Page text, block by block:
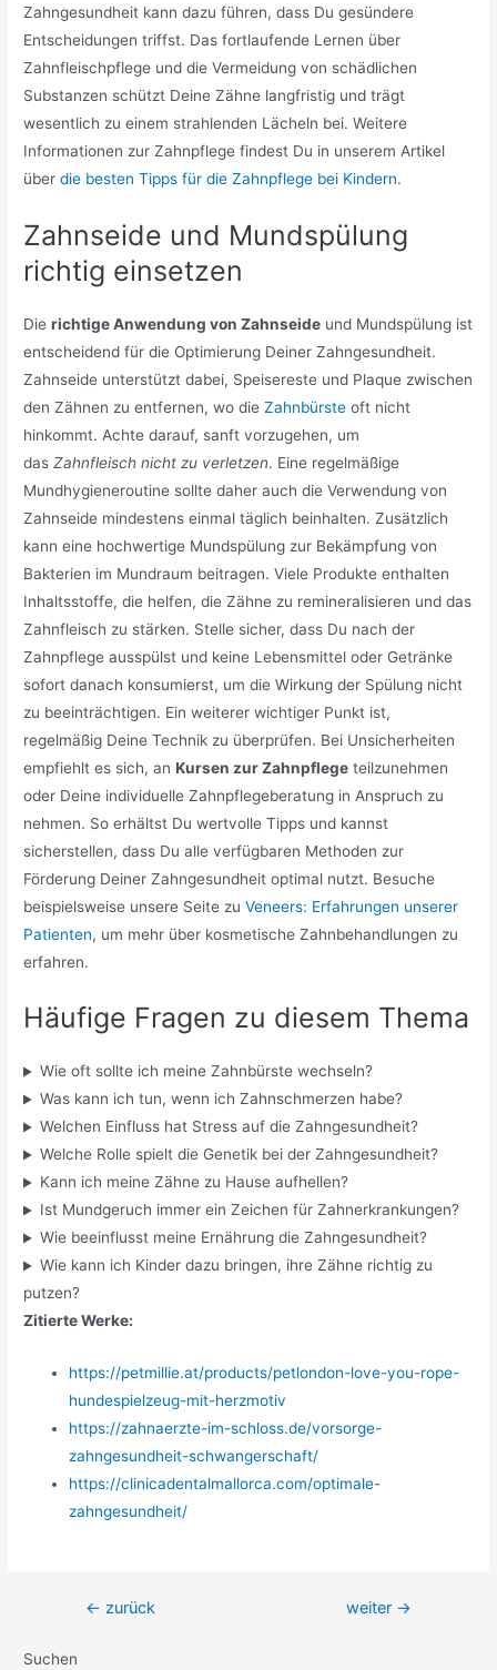
Zahngesundheit kann dazu führen, dass Du gesündere
Entscheidungen triffst. Das fortlaufende Lernen über
Zahnfleischpflege und die Vermeidung von schädlichen
Substanzen schützt Deine Zähne langfristig und trägt
wesentlich zu einem strahlenden Lächeln bei. Weitere
Informationen zur Zahnpflege findest Du in unserem Artikel
überdie besten Tipps für die Zahnpflege bei Kindern.
Zahnseide und Mundspülung
richtig einsetzen
Dierichtige Anwendung von Zahnseide und Mundspülung ist
entscheidend für die Optimierung Deiner Zahngesundheit.
Zahnseide unterstützt dabei, Speisereste und Plaque zwischen
den Zähnen zu entfernen, wo dieZahnbürste oft nicht
hinkommt. Achte darauf, sanft vorzugehen, um
dasZahnfleisch nicht zu verletzen. Eine regelmäßige
Mundhygieneroutine sollte daher auch die Verwendung von
Zahnseide mindestens einmal täglich beinhalten. Zusätzlich
kann eine hochwertige Mundspülung zur Bekämpfung von
Bakterien im Mundraum beitragen. Viele Produkte enthalten
Inhaltsstoffe, die helfen, die Zähne zu remineralisieren und das
Zahnfleisch zu stärken. Stelle sicher, dass Du nach der
Zahnpflege ausspülst und keine Lebensmittel oder Getränke
sofort danach konsumierst, um die Wirkung der Spülung nicht
zu beeinträchtigen. Ein weiterer wichtiger Punkt ist,
regelmäßig Deine Technik zu überprüfen. Bei Unsicherheiten
empfiehlt es sich, anKursen zur Zahnpflege teilzunehmen
oder Deine individuelle Zahnpflegeberatung in Anspruch zu
nehmen. So erhältst Du wertvolle Tipps und kannst
sicherstellen, dass Du alle verfügbaren Methoden zur
Förderung Deiner Zahngesundheit optimal nutzt. Besuche
beispielsweise unsere Seite zuVeneers: Erfahrungen unserer
Patienten, um mehr über kosmetische Zahnbehandlungen zu
erfahren.
Häufige Fragen zu diesem Thema
Wie oft sollte ich meine Zahnbürste wechseln?
Was kann ich tun, wenn ich Zahnschmerzen habe?
Welchen Einfluss hat Stress auf die Zahngesundheit?
Welche Rolle spielt die Genetik bei der Zahngesundheit?
Kann ich meine Zähne zu Hause aufhellen?
Ist Mundgeruch immer ein Zeichen für Zahnerkrankungen?
Wie beeinflusst meine Ernährung die Zahngesundheit?
Wie kann ich Kinder dazu bringen, ihre Zähne richtig zu
putzen?
Zitierte Werke:
https://petmillie.at/products/petlondon-love-you-rope-
hundespielzeug-mit-herzmotiv
https://zahnaerzte-im-schloss.de/vorsorge-
zahngesundheit-schwangerschaft/
https://clinicadentalmallorca.com/optimale-
zahngesundheit/
Beitragsnavigation
← zurück weiter →
Suchen